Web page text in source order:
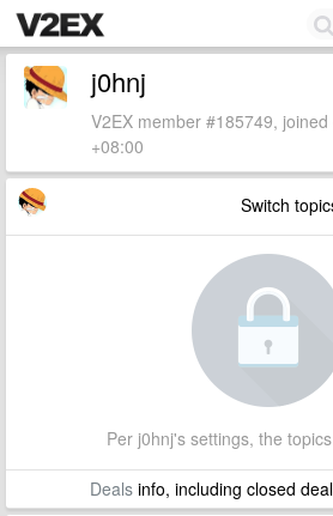
j0hnj
V2EX member #185749,
+08:00
Switch
Per j0hnj's settings, the
Dealsinfo, including closed